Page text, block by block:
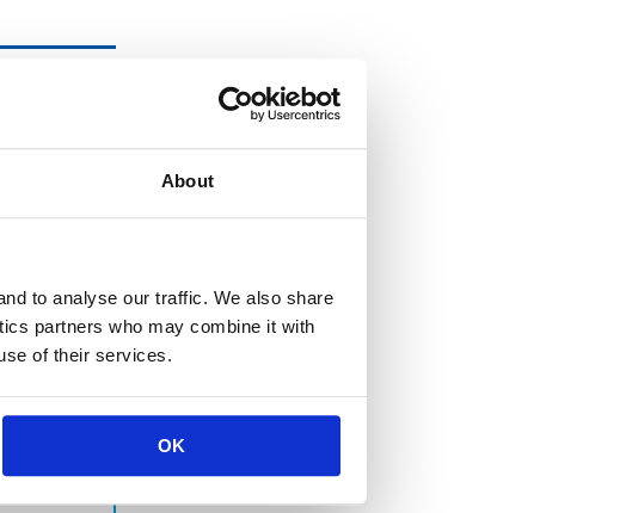
About
to analyse our traffic. We also share
partners who may combine it with
of their services.
OK